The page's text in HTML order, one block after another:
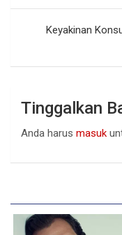
Keyakinan
Tinggalkan
Anda harus masuk